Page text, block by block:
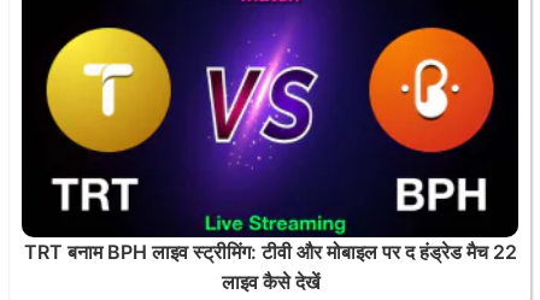
TRT बनाम BPH लाइव स्ट्रीमिंग: टीवी और मोबाइल पर द हंड्रेड मैच 22
लाइव कैसे देखें